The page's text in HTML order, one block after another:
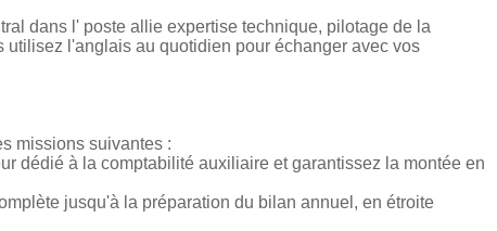
dans l' poste allie expertise technique, pilotage de la
l'anglais au quotidien pour échanger avec vos
missions suivantes :
dédié à la comptabilité auxiliaire et garantissez la montée en
jusqu'à la préparation du bilan annuel, en étroite